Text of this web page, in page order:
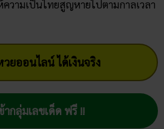
วามเป็นไทยสูญหายไปตามกาลเวลา
ยออนไลน์ ได้เงินจริง
ากลุ่มเลขเด็ด ฟรี !!